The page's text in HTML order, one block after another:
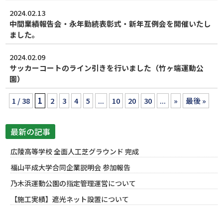
2024.02.13
中間業績報告会・永年勤続表彰式・新年互例会を開催いたし
ました。
2024.02.09
サッカーコートのライン引きを行いました（竹ヶ端運動公
園）
1 / 38 1 2 3 4 5 ... 10 20 30 ... » 最後 »
最新の記事
広陵高等学校 全面人工芝グラウンド 完成
福山平成大学合同企業説明会 参加報告
乃木浜運動公園の指定管理運営について
【施工実績】遮光ネット設置について